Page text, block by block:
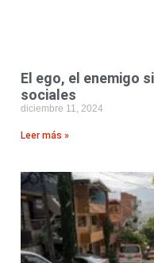
El ego, el enemigo
sociales
diciembre 11, 2024
Leer más »